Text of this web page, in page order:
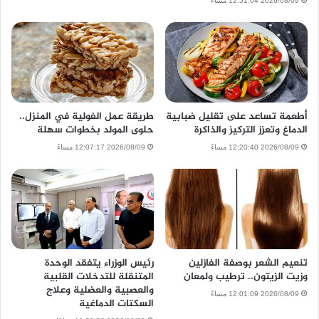
أطعمة تساعد على تقليل ضبابية
الدماغ وتعزز التركيز والذاكرة
2026/08/09 12:20:40 مساءً
طريقة عمل الفولية في المنزل..
حلوى المولد بخطوات سهلة
2026/08/09 12:07:17 مساءً
تنعيم الشعر بوصفة الفازلين
وزيت الزيتون.. ترطيب ولمعان
2026/08/09 12:01:09 مساءً
رئيس الوزراء يتفقد الوحدة
المتنقلة للتدخلات القلبية
والعصبية والعضلية وعلاج
السكتات الدماغية